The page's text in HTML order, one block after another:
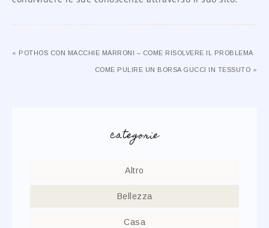
« POTHOS CON MACCHIE MARRONI – COME RISOLVERE IL PROBLEMA
COME PULIRE UN BORSA GUCCI IN TESSUTO »
categorie
Altro
Bellezza
Casa